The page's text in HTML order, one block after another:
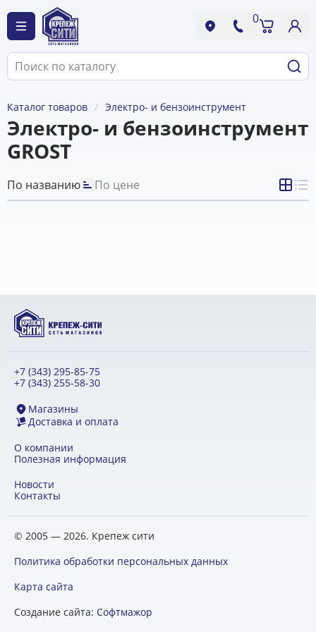
0
Каталог товаров Электро- и бензоинструмент
Электро- и бензоинструмент
GROST
По названию По цене
+7 (343) 295-85-75
+7 (343) 255-58-30
Магазины
Доставка и оплата
О компании
Полезная информация
Новости
Контакты
© 2005 — 2026. Крепеж сити
Политика обработки персональных данных
Карта сайта
Создание сайта: Софтмажор